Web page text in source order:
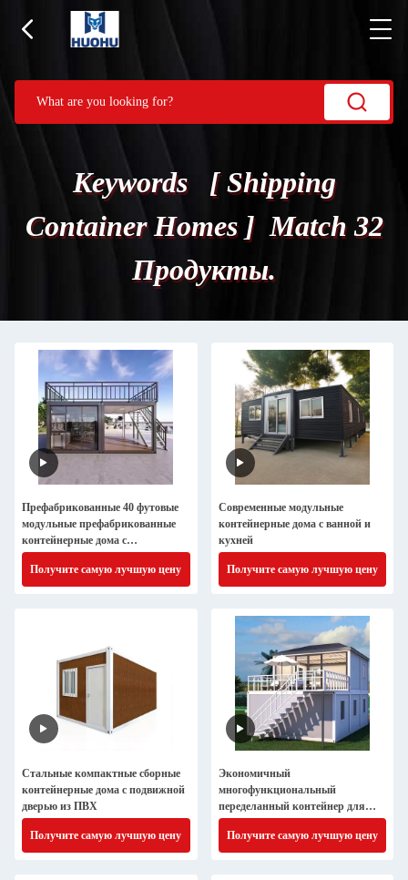
Keywords [ Shipping
Container Homes ] Match 32
Продукты.
Префабрикованные 40 футовые
модульные префабрикованные
контейнерные дома с
алюминиевыми окнами
Получите самую лучшую цену
Современные модульные
контейнерные дома с ванной и
кухней
Получите самую лучшую цену
Стальные компактные сборные
контейнерные дома с подвижной
дверью из ПВХ
Получите самую лучшую цену
Экономичный
многофункциональный
переделанный контейнер для
перевозки Дома для общежития
Получите самую лучшую цену